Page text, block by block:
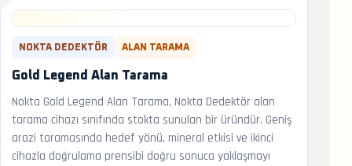
NOKTA DEDEKTÖR ALAN TARAMA
Gold Legend Alan Tarama
Nokta Gold Legend Alan Tarama, Nokta Dedektör alan
tarama cihazı sınıfında stokta sunulan bir üründür. Geniş
arazi taramasında hedef yönü, mineral etkisi ve ikinci
cihazla doğrulama prensibi doğru sonuca yaklaşmayı